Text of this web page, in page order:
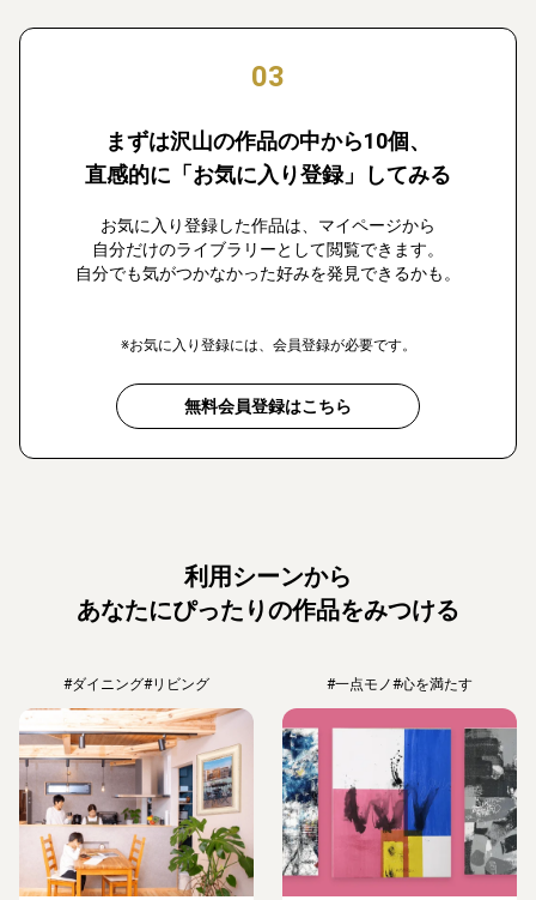
03
まずは沢山の作品の中から10個、
直感的に「お気に入り登録」してみる
お気に入り登録した作品は、マイページから
自分だけのライブラリーとして閲覧できます。
自分でも気がつかなかった好みを発見できるかも。
※お気に入り登録には、会員登録が必要です。
無料会員登録はこちら
利用シーンから
あなたにぴったりの作品をみつける
#ダイニング#リビング #一点モノ#心を満たす